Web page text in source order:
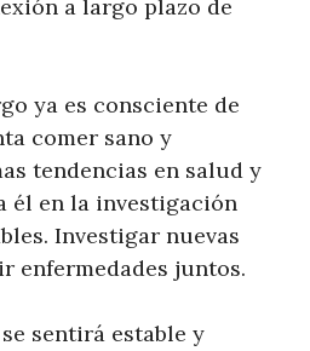
a largo plazo de
ya es consciente de
comer sano y
tendencias en salud y
él en la investigación
Investigar nuevas
enfermedades juntos.
sentirá estable y